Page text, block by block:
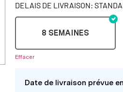
DELAIS DE LIVRAISON:
8 SEMAINES
Effacer
Date de livraison prévue